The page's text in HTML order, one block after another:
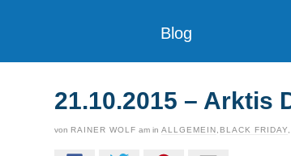
Blog
21.10.2015 – Arktis
von RAINER WOLF am in ALLGEMEIN BLACK FRIDAY